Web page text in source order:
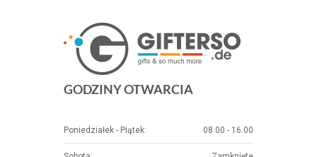
GODZINY OTWARCIA
Poniedziałek - Piątek: 08.00 - 16.00